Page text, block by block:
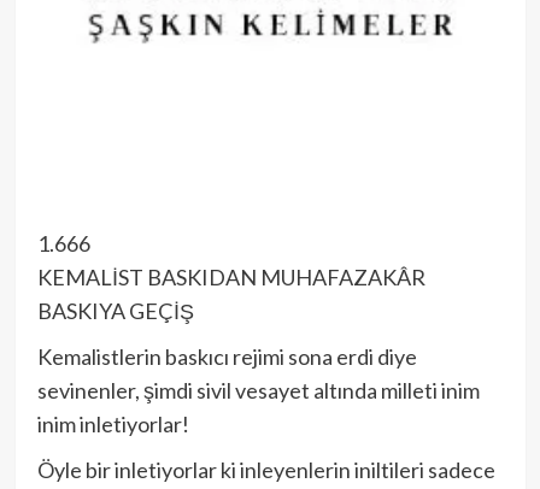
1.666
KEMALİST BASKIDAN MUHAFAZAKÂR
BASKIYA GEÇİŞ
Kemalistlerin baskıcı rejimi sona erdi diye
sevinenler, şimdi sivil vesayet altında milleti inim
inim inletiyorlar!
Öyle bir inletiyorlar ki inleyenlerin iniltileri sadece